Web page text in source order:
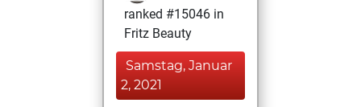
ranked #15046 in
Fritz Beauty
Samstag, Januar
2, 2021